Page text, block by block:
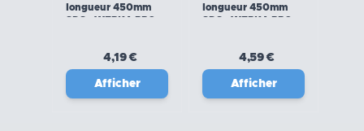
longueur 450mm
SDS+ WERKA PRO
4,19 €
Afficher
longueur 450mm
SDS+ WERKA PRO
4,59 €
Afficher